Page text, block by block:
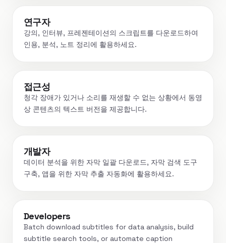
연구자
강의, 인터뷰, 프레젠테이션의 스크립트를 다운로드하여
인용, 분석, 노트 정리에 활용하세요.
접근성
청각 장애가 있거나 소리를 재생할 수 없는 상황에서 동영
상 콘텐츠의 텍스트 버전을 제공합니다.
개발자
데이터 분석을 위한 자막 일괄 다운로드, 자막 검색 도구
구축, 앱을 위한 자막 추출 자동화에 활용하세요.
Developers
Batch download subtitles for data analysis, build
subtitle search tools, or automate caption